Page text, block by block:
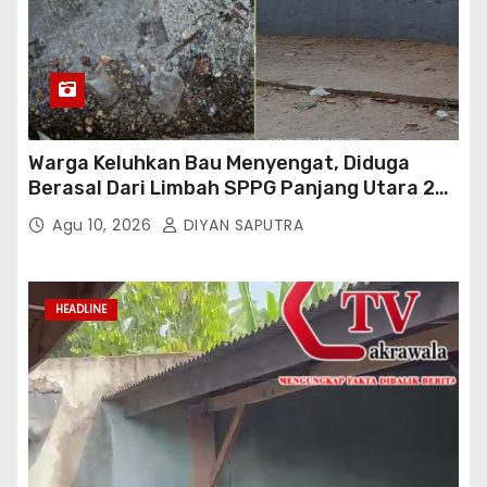
Warga Keluhkan Bau Menyengat, Diduga
Berasal Dari Limbah SPPG Panjang Utara 2
Bandar Lampung
Agu 10, 2026 DIYAN SAPUTRA
HEADLINE